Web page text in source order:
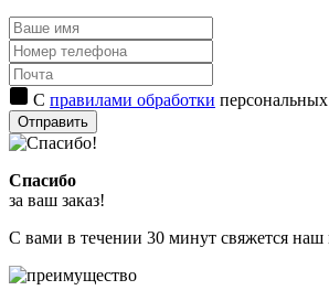
С правилами обработки
Отправить
Спасибо
за ваш заказ!
С вами в течении 30 минут свяжется наш